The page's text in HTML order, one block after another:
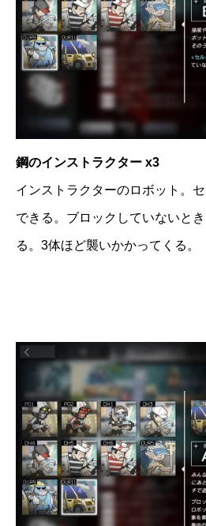
鋼のインストラクター x3
インストラクターのロボット。
できる。ブロックしていないと
る。3体ほど襲いかかってくる。